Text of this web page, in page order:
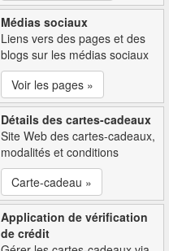
Médias sociaux
Liens vers des pages et des
blogs sur les médias sociaux
Voir les pages »
Détails des cartes-cadeaux
Site Web des cartes-cadeaux,
modalités et conditions
Carte-cadeau »
Application de vérification
de crédit